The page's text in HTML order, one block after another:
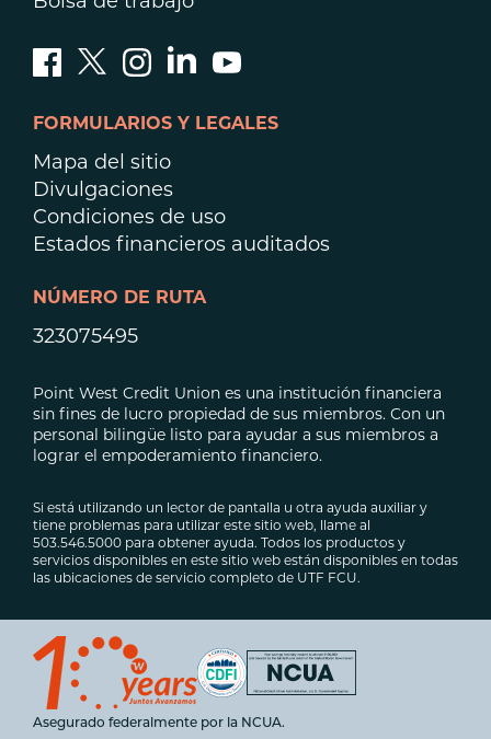
FORMULARIOS Y LEGALES
Mapa del sitio
Divulgaciones
Condiciones de uso
Estados financieros auditados
NÚMERO DE RUTA
323075495
Point West Credit Union es una institución financiera
sin fines de lucro propiedad de sus miembros. Con un
personal bilingüe listo para ayudar a sus miembros a
lograr el empoderamiento financiero.
Si está utilizando un lector de pantalla u otra ayuda auxiliar y
tiene problemas para utilizar este sitio web, llame al
503.546.5000 para obtener ayuda. Todos los productos y
servicios disponibles en este sitio web están disponibles en todas
las ubicaciones de servicio completo de UTF FCU.
Asegurado federalmente por la NCUA.